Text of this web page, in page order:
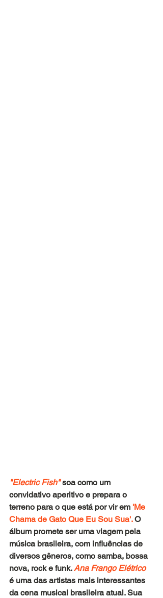
"Electric Fish" soa como um
convidativo aperitivo e prepara o
terreno para o que está por vir em 'Me
Chama de Gato Que Eu Sou Sua'. O
álbum promete ser uma viagem pela
música brasileira, com influências de
diversos gêneros, como samba, bossa
nova, rock e funk. Ana Frango Elétrico
é uma das artistas mais interessantes
da cena musical brasileira atual. Sua